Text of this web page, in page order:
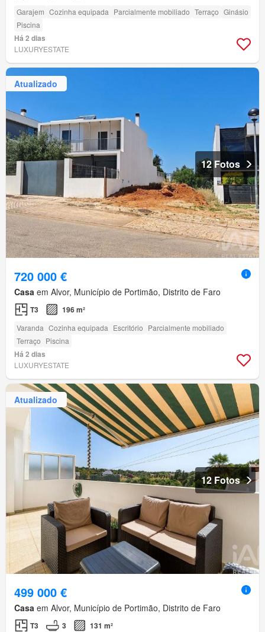
Garajem Cozinha equipada Parcialmente mobiliado Terraço Ginásio
Piscina
Há 2 dias
LUXURYESTATE
Atualizado
12 Fotos
720 000 €
Casa em Alvor, Município de Portimão, Distrito de Faro
T3 196 m²
Varanda Cozinha equipada Escritório Parcialmente mobiliado
Terraço Piscina
Há 2 dias
LUXURYESTATE
Atualizado
12 Fotos
499 000 €
Casa em Alvor, Município de Portimão, Distrito de Faro
T3 3 131 m²